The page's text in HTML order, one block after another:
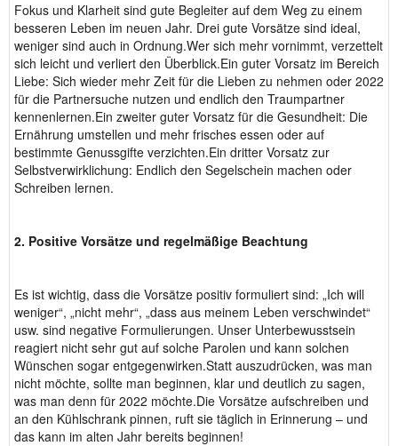
Fokus und Klarheit sind gute Begleiter auf dem Weg zu einem
besseren Leben im neuen Jahr. Drei gute Vorsätze sind ideal,
weniger sind auch in Ordnung.Wer sich mehr vornimmt, verzettelt
sich leicht und verliert den Überblick.Ein guter Vorsatz im Bereich
Liebe: Sich wieder mehr Zeit für die Lieben zu nehmen oder 2022
für die Partnersuche nutzen und endlich den Traumpartner
kennenlernen.Ein zweiter guter Vorsatz für die Gesundheit: Die
Ernährung umstellen und mehr frisches essen oder auf
bestimmte Genussgifte verzichten.Ein dritter Vorsatz zur
Selbstverwirklichung: Endlich den Segelschein machen oder
Schreiben lernen.
2. Positive Vorsätze und regelmäßige Beachtung
Es ist wichtig, dass die Vorsätze positiv formuliert sind: „Ich will
weniger“, „nicht mehr“, „dass aus meinem Leben verschwindet“
usw. sind negative Formulierungen. Unser Unterbewusstsein
reagiert nicht sehr gut auf solche Parolen und kann solchen
Wünschen sogar entgegenwirken.Statt auszudrücken, was man
nicht möchte, sollte man beginnen, klar und deutlich zu sagen,
was man denn für 2022 möchte.Die Vorsätze aufschreiben und
an den Kühlschrank pinnen, ruft sie täglich in Erinnerung – und
das kann im alten Jahr bereits beginnen!